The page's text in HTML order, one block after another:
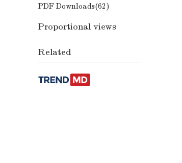
PDF Downloads(62)
Proportional views
Related